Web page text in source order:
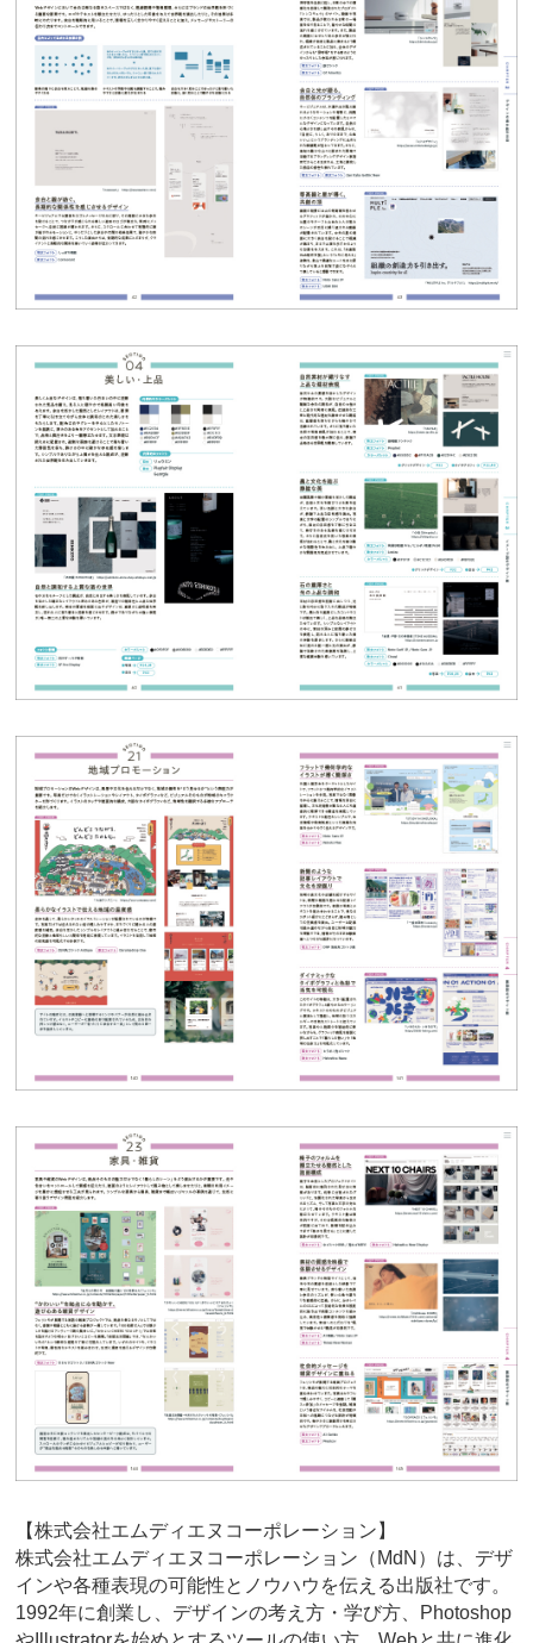
【株式会社エムディエヌコーポレーション】
株式会社エムディエヌコーポレーション（MdN）は、デザ
インや各種表現の可能性とノウハウを伝える出版社です。
1992年に創業し、デザインの考え方・学び方、Photoshop